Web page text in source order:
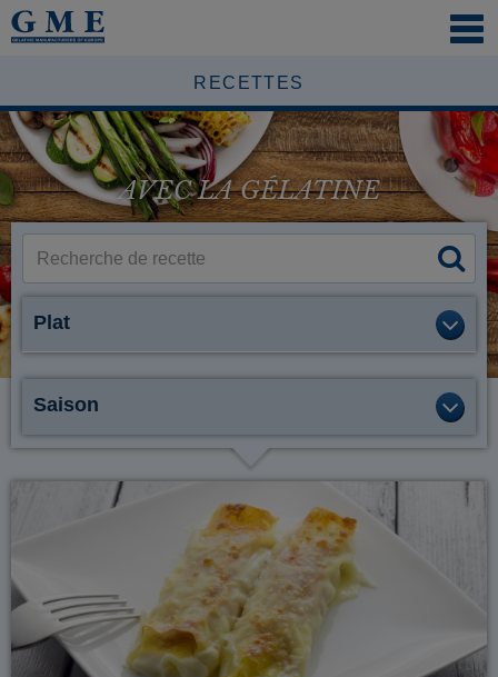
RECETTES
AVEC LA GÉLATINE
Plat
Saison